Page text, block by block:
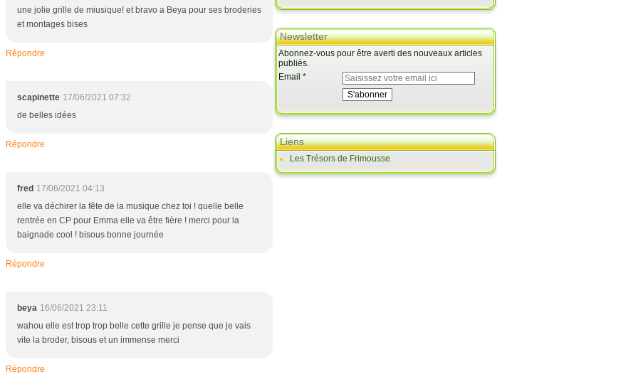
une jolie grille de miusique! et bravo a Beya pour ses broderies
et montages bises
Répondre
scapinette 17/06/2021 07:32
de belles idées
Répondre
fred 17/06/2021 04:13
elle va déchirer la fête de la musique chez toi ! quelle belle
rentrée en CP pour Emma elle va être fière ! merci pour la
baignade cool ! bisous bonne journée
Répondre
beya 16/06/2021 23:11
wahou elle est trop trop belle cette grille je pense que je vais
vite la broder, bisous et un immense merci
Répondre
Newsletter
Abonnez-vous pour être averti des nouveaux articles
publiés.
Email
Liens
Les Trésors de Frimousse